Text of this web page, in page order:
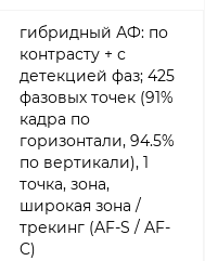
гибридный АФ: по
контрасту + с
детекцией фаз; 425
фазовых точек (91%
кадра по
горизонтали, 94.5%
по вертикали), 1
точка, зона,
широкая зона /
трекинг (AF-S / AF-
C)